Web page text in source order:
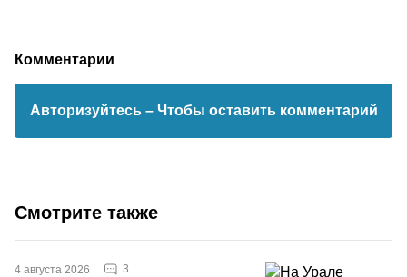
Комментарии
Авторизуйтесь – Чтобы оставить комментарий
Смотрите также
4 августа 2026 3